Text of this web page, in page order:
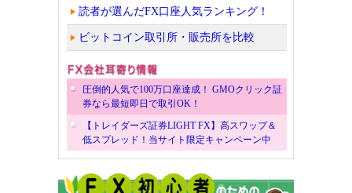
読者が選んだFX口座人気ランキング！
ビットコイン取引所・販売所を比較
圧倒的人気で100万口座達成！ GMOクリック証
券なら最短即日で取引OK！
【トレイダーズ証券LIGHT FX】高スワップ＆
低スプレッド！当サイト限定キャンペーン中